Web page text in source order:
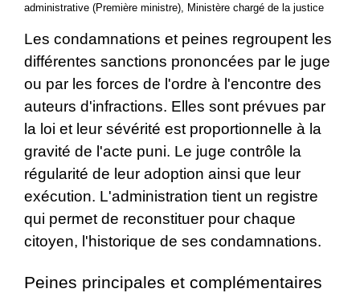
administrative (Première ministre), Ministère chargé de la justice
Les condamnations et peines regroupent les
différentes sanctions prononcées par le juge
ou par les forces de l'ordre à l'encontre des
auteurs d'infractions. Elles sont prévues par
la loi et leur sévérité est proportionnelle à la
gravité de l'acte puni. Le juge contrôle la
régularité de leur adoption ainsi que leur
exécution. L'administration tient un registre
qui permet de reconstituer pour chaque
citoyen, l'historique de ses condamnations.
Peines principales et complémentaires